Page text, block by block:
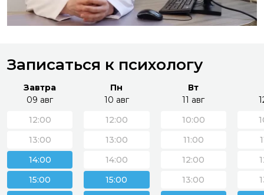
Записаться к психологу
Завтра
09 авг
12:00
13:00
14:00
15:00
Пн
10 авг
12:00
13:00
14:00
15:00
Вт
11 авг
10:00
11:00
12:00
13:00